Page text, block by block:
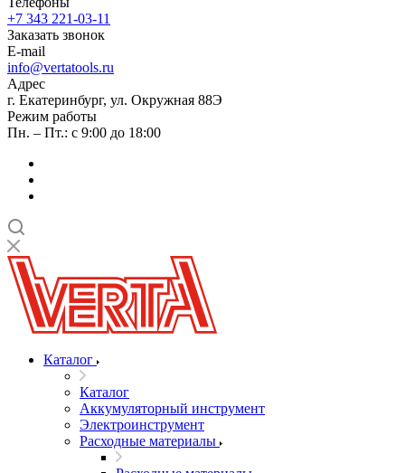
+7 343 221-03-11
Заказать звонок
E-mail
info@vertatools.ru
Адрес
г. Екатеринбург, ул. Окружная 88Э
Режим работы
Пн. – Пт.: с 9:00 до 18:00
Каталог
Каталог
Аккумуляторный инструмент
Электроинструмент
Расходные материалы